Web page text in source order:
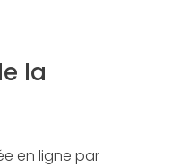
la
en ligne par